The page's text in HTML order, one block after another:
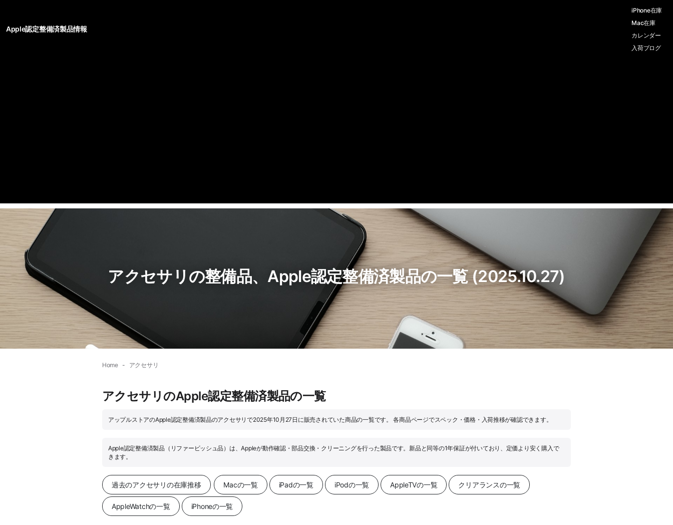
Apple認定整備済製品情報
iPhone在庫
Mac在庫
カレンダー
入荷ブログ
アクセサリの整備品、Apple認定整備済製品の一覧 (2025.10.27)
Home アクセサリ
アクセサリのApple認定整備済製品の一覧
アップルストアのApple認定整備済製品のアクセサリで2025年10月27日に販売されていた商品の一覧です。 各商品ページでスペック・価格・入荷推移が確認できます。
Apple認定整備済製品（リファービッシュ品）は、Appleが動作確認・部品交換・クリーニングを行った製品です。新品と同等の1年保証が付いており、定価より安く購入で
きます。
過去のアクセサリの在庫推移 Macの一覧 iPadの一覧 iPodの一覧 AppleTVの一覧 クリアランスの一覧
AppleWatchの一覧 iPhoneの一覧